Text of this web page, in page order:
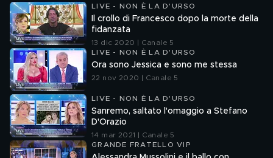
LIVE - NON È LA D'URSO
Il crollo di Francesco dopo la morte della
fidanzata
13 dic 2020 | Canale 5
LIVE - NON È LA D'URSO
Ora sono Jessica e sono me stessa
22 nov 2020 | Canale 5
LIVE - NON È LA D'URSO
Sanremo, saltato l'omaggio a Stefano
D'Orazio
14 mar 2021 | Canale 5
GRANDE FRATELLO VIP